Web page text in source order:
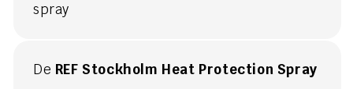
spray
De REF Stockholm Heat Protection Spray